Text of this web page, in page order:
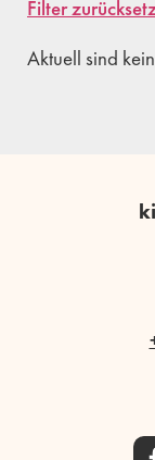
Filter
Aktuell sind